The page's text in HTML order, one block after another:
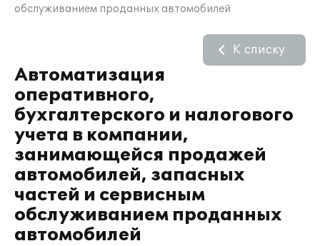
обслуживанием проданных автомобилей
Автоматизация
оперативного,
бухгалтерского и налогового
учета в компании,
занимающейся продажей
автомобилей, запасных
частей и сервисным
обслуживанием проданных
автомобилей
К списку